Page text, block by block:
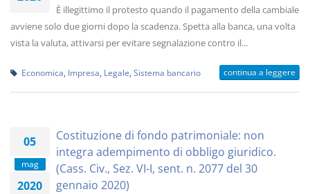
È illegittimo il protesto quando il pagamento della cambiale
avviene solo due giorni dopo la scadenza. Spetta alla banca, una volta
vista la valuta, attivarsi per evitare segnalazione contro il...
Economica Impresa Legale Sistema bancario continua a leggere
05
mag
2020
Costituzione di fondo patrimoniale: non
integra adempimento di obbligo giuridico.
(Cass. Civ., Sez. VI-I, sent. n. 2077 del 30
gennaio 2020)